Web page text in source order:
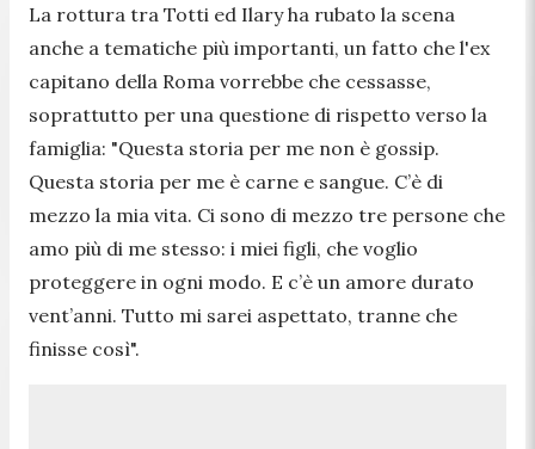
La rottura tra Totti ed Ilary ha rubato la scena
anche a tematiche più importanti, un fatto che l'ex
capitano della Roma vorrebbe che cessasse,
soprattutto per una questione di rispetto verso la
famiglia: "Questa storia per me non è gossip.
Questa storia per me è carne e sangue. C’è di
mezzo la mia vita. Ci sono di mezzo tre persone che
amo più di me stesso: i miei figli, che voglio
proteggere in ogni modo. E c’è un amore durato
vent’anni. Tutto mi sarei aspettato, tranne che
finisse così".